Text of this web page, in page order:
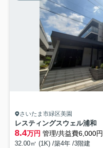
さいたま市緑区美園
レスティングスウェル浦和
8.4万円 管理/共益費6,000円
32.00㎡ (1K) /築4年 /3階建